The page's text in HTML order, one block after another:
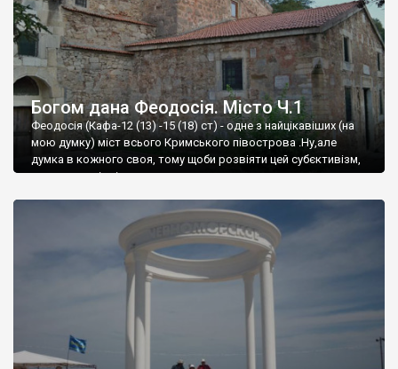
Богом дана Феодосія. Місто Ч.1
Феодосія (Кафа-12 (13) -15 (18) ст) - одне з найцікавіших (на
мою думку) міст всього Кримського півострова .Ну,але
думка в кожного своя, тому щоби розвіяти цей субєктивізм,
запрошую відвідати це